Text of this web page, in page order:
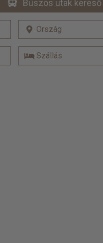
Buszos utak kereső